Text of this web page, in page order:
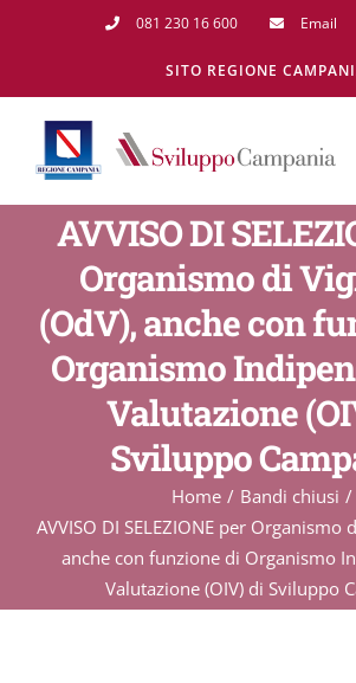
081 230 16 600 Email
SITO REGIONE
AVVISO DI
Organismo di
(OdV), anche con
Organismo
Valutazione
Sviluppo
Home
Bandi chiusi
AVVISO DI SELEZIONE per Organismo
anche con funzione di Organismo
Valutazione (OIV) di Sviluppo